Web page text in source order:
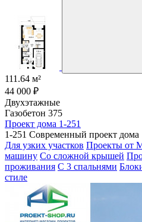
111.64 м²
44 000 ₽
Двухэтажные
Газобетон 375
Проект дома 1-251
1-251 Современный проект дома
Для узких участков Проекты от
машину Со сложной крышей
проживания С 3 спальнями
стиле